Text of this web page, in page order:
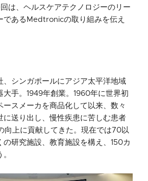
は、ヘルスケアテクノロジーのリー
であるMedtronicの取り組みを伝え
、シンガポールにアジア太平洋地域
大手。1949年創業。1960年に世界初
ースメーカを商品化して以来、数々
に送り出し、慢性疾患に苦しむ患者
向上に貢献してきた。現在では70以
の研究施設、教育施設を構え、150カ